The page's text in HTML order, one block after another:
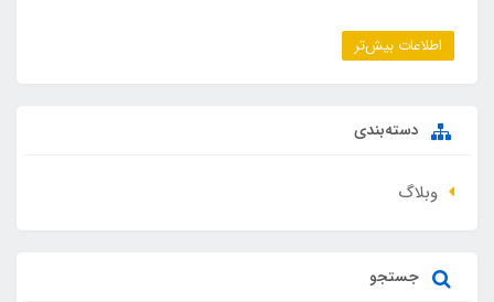
اطلاعات بیش‌تر
دسته‌بندی
وبلاگ
جستجو